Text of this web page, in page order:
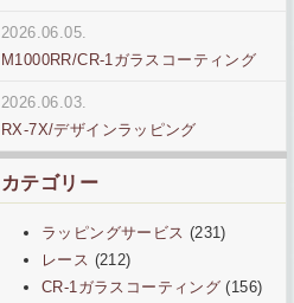
2026.06.05.
M1000RR/CR-1ガラスコーティング
2026.06.03.
RX-7X/デザインラッピング
カテゴリー
ラッピングサービス (231)
レース (212)
CR-1ガラスコーティング (156)